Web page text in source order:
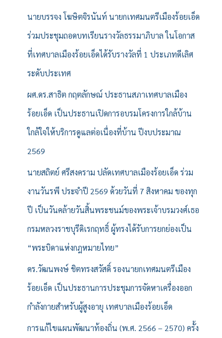
นายบรรจง โฆษิตจิรนันท์ นายกเทศมนตรีเมืองร้อยเอ็ด
ร่วมประชุมถอดบทเรียนรางวัลธรรมาภิบาล ในโอกาส
ที่เทศบาลเมืองร้อยเอ็ดได้รับรางวัลที่ 1 ประเภทดีเลิศ
ระดับประเทศ
ผศ.ดร.สาธิต กฤตลักษณ์ ประธานสภาเทศบาลเมือง
ร้อยเอ็ด เป็นประธานเปิดการอบรมโครงการใกล้บ้าน
ใกล้ใจให้บริการดูแลต่อเนื่องที่บ้าน ปีงบประมาณ
2569
นายสถิตย์ ศรีสงคราม ปลัดเทศบาลเมืองร้อยเอ็ด ร่วม
งานวันรพี ประจำปี 2569 ด้วยวันที่ 7 สิงหาคม ของทุก
ปี เป็นวันคล้ายวันสิ้นพระชนม์ของพระเจ้าบรมวงศ์เธอ
กรมหลวงราชบุรีดิเรกฤทธิ์ ผู้ทรงได้รับการยกย่องเป็น
“พระบิดาแห่งกฎหมายไทย”
ดร.วัฒนพงษ์ ชิตทรงสวัสดิ์ รองนายกเทศมนตรีเมือง
ร้อยเอ็ด เป็นประธานการประชุมการจัดหาเครื่องออก
กำลังกายสำหรับผู้สูงอายุ เทศบาลเมืองร้อยเอ็ด
การแก้ไขแผนพัฒนาท้องถิ่น (พ.ศ. 2566 – 2570) ครั้ง